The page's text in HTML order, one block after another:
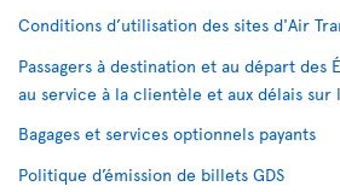
Conditions d’utilisation des sites d'Air
Passagers à destination et au départ des
au service à la clientèle et aux délais sur
Bagages et services optionnels payants
Politique d’émission de billets GDS